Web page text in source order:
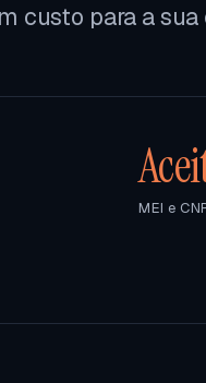
custo para a sua
MEI e